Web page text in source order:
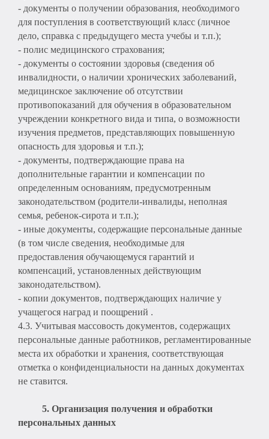
- документы о получении образования, необходимого
для поступления в соответствующий класс (личное
дело, справка с предыдущего места учебы и т.п.);
- полис медицинского страхования;
- документы о состоянии здоровья (сведения об
инвалидности, о наличии хронических заболеваний,
медицинское заключение об отсутствии
противопоказаний для обучения в образовательном
учреждении конкретного вида и типа, о возможности
изучения предметов, представляющих повышенную
опасность для здоровья и т.п.);
- документы, подтверждающие права на
дополнительные гарантии и компенсации по
определенным основаниям, предусмотренным
законодательством (родители-инвалиды, неполная
семья, ребенок-сирота и т.п.);
- иные документы, содержащие персональные данные
(в том числе сведения, необходимые для
предоставления обучающемуся гарантий и
компенсаций, установленных действующим
законодательством).
- копии документов, подтверждающих наличие у
учащегося наград и поощрений .
4.3. Учитывая массовость документов, содержащих
персональные данные работников, регламентированные
места их обработки и хранения, соответствующая
отметка о конфиденциальности на данных документах
не ставится.
5. Организация получения и обработки
персональных данных